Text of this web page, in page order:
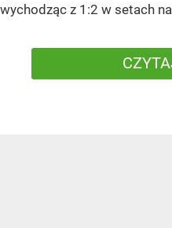
wychodząc z 1:2 w setach